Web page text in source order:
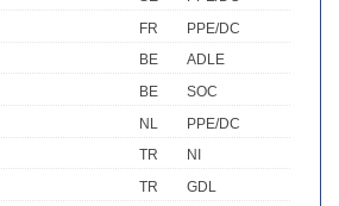
FR
PPE/DC
BE
ADLE
BE
SOC
NL
PPE/DC
TR
NI
TR
GDL